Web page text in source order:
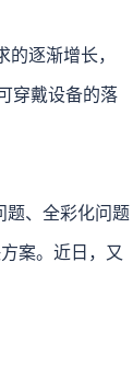
逐渐增长，
穿戴设备的落
题、全彩化问题
案。近日，又